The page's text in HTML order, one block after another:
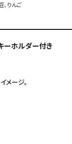
、りんご
ーホルダー付き
メージ。